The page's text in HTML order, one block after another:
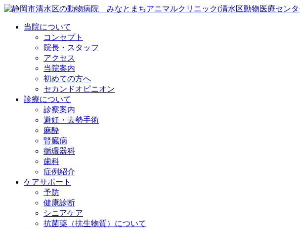
当院について
コンセプト
院長・スタッフ
アクセス
当院案内
初めての方へ
セカンドオピニオン
診療について
診察案内
避妊・去勢手術
麻酔
腎臓病
循環器科
歯科
症例紹介
ケアサポート
予防
健康診断
シニアケア
抗菌薬（抗生物質）について